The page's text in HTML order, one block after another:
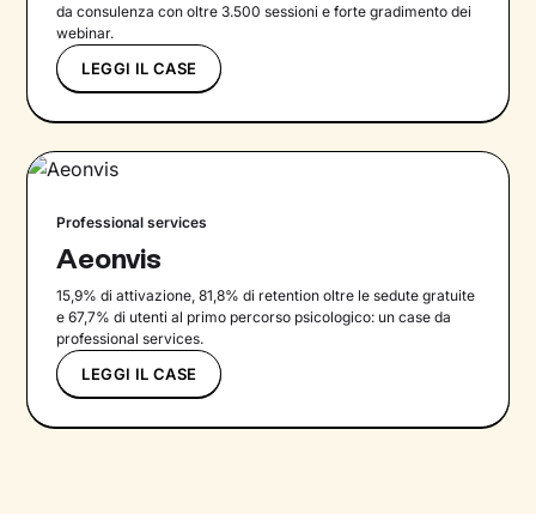
da consulenza con oltre 3.500 sessioni e forte gradimento dei
webinar.
LEGGI IL CASE
Professional services
Aeonvis
15,9% di attivazione, 81,8% di retention oltre le sedute gratuite
e 67,7% di utenti al primo percorso psicologico: un case da
professional services.
LEGGI IL CASE